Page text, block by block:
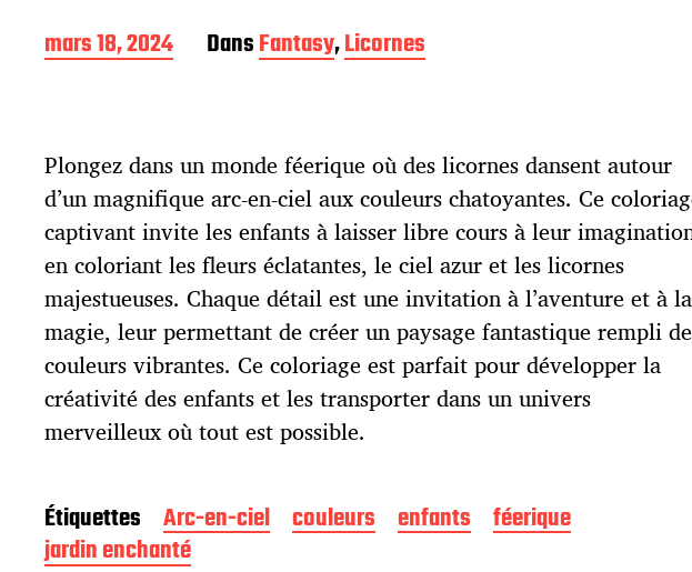
D
a
e
p
u
b
l
i
c
a
t
i
o
n
mars 18, 2024 DansFantasy,Licornes
Plongez dans un monde féerique où des licornes dansent autour
d’un magnifique arc-en-ciel aux couleurs chatoyantes. Ce
captivant invite les enfants à laisser libre cours à leur
en coloriant les fleurs éclatantes, le ciel azur et les licornes
majestueuses. Chaque détail est une invitation à l’aventure et à la
magie, leur permettant de créer un paysage fantastique rempli de
couleurs vibrantes. Ce coloriage est parfait pour développer la
créativité des enfants et les transporter dans un univers
merveilleux où tout est possible.
Étiquettes Arc-en-ciel couleurs enfants
féerique
jardin enchanté